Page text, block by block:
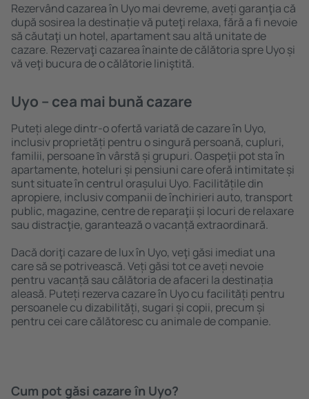
Rezervând cazarea în Uyo mai devreme, aveți garanţia că
după sosirea la destinație vă puteţi relaxa, fără a fi nevoie
să căutaţi un hotel, apartament sau altă unitate de
cazare. Rezervaţi cazarea înainte de călătoria spre Uyo și
vă veţi bucura de o călătorie liniştită.
Uyo – cea mai bună cazare
Puteți alege dintr-o ofertă variată de cazare în Uyo,
inclusiv proprietăți pentru o singură persoană, cupluri,
familii, persoane ȋn vârstă și grupuri. Oaspeţii pot sta în
apartamente, hoteluri și pensiuni care oferă intimitate și
sunt situate în centrul orașului Uyo. Facilitățile din
apropiere, inclusiv companii de închirieri auto, transport
public, magazine, centre de reparaţii și locuri de relaxare
sau distracţie, garantează o vacanță extraordinară.
Dacă doriţi cazare de lux în Uyo, veţi găsi imediat una
care să se potrivească. Veți găsi tot ce aveți nevoie
pentru vacanță sau călătoria de afaceri la destinația
aleasă. Puteți rezerva cazare în Uyo cu facilități pentru
persoanele cu dizabilități, sugari și copii, precum și
pentru cei care călătoresc cu animale de companie.
Cum pot găsi cazare în Uyo?